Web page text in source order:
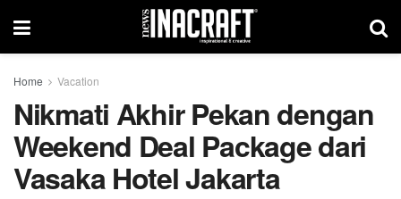
Home Vacation
Nikmati Akhir Pekan dengan
Weekend Deal Package dari
Vasaka Hotel Jakarta